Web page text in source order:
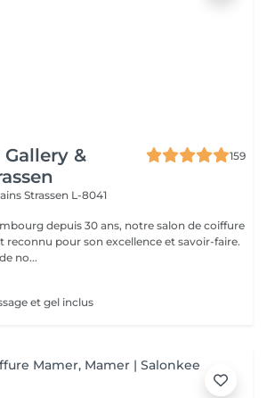
&
159
Strassen L-8041
depuis 30 ans, notre salon de coiffure
reconnu pour son excellence et savoir-faire.
no...
et gel inclus